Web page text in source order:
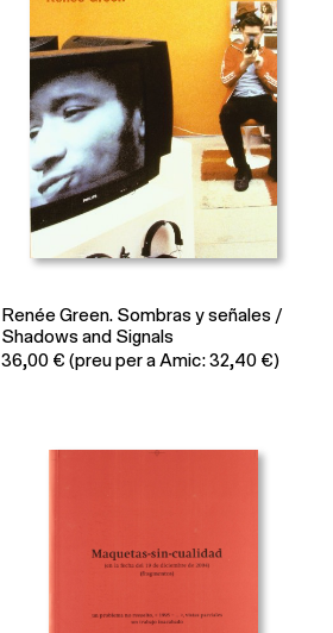
Renée Green. Sombras y señales /
Shadows and Signals
36,00 € (preu per a Amic: 32,40 €)